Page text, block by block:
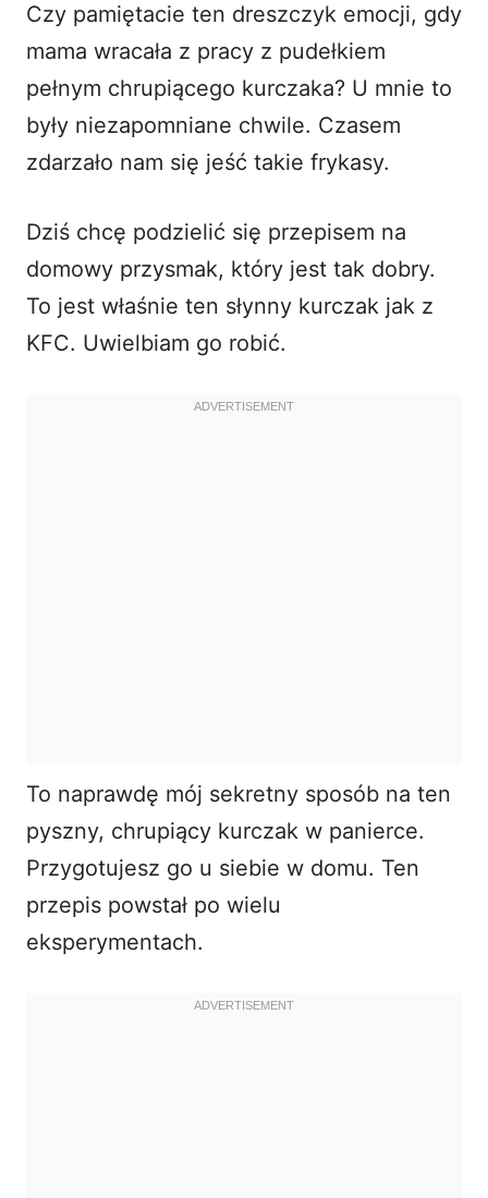
i
d
e
o
Czy pamiętacie ten dreszczyk emocji, gdy
mama wracała z pracy z pudełkiem
pełnym chrupiącego kurczaka? U mnie to
były niezapomniane chwile. Czasem
zdarzało nam się jeść takie frykasy.
Dziś chcę podzielić się przepisem na
domowy przysmak, który jest tak dobry.
To jest właśnie ten słynny kurczak jak z
KFC. Uwielbiam go robić.
To naprawdę mój sekretny sposób na ten
pyszny, chrupiący kurczak w panierce.
Przygotujesz go u siebie w domu. Ten
przepis powstał po wielu
eksperymentach.